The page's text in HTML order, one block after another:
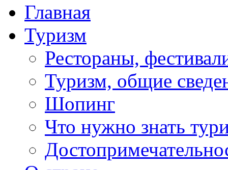
Главная
Туризм
Рестораны,
Туризм, общие
Шопинг
Что нужно знать